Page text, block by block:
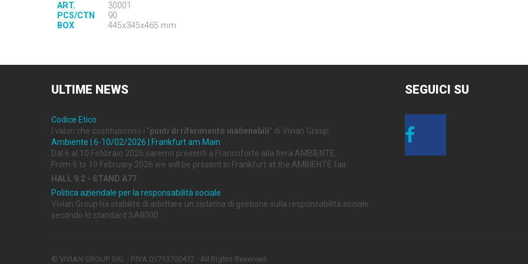
ART.
30001
PCS/CTN
90
BOX
445x345x465 mm
ULTIME NEWS
Codice Etico
I valori che costituiscono i "punti di riferimento inalienabili" di Vivian Group.
Ambiente | 6-10/02/2026 | Frankfurt am Main
Dal 6 al 10 Febbraio 2026 saremo presenti a Francoforte alla fiera AMBIENTE.
From 6 to 10 February 2026 we will be present in Frankfurt at the AMBIENTE fair.
HALL 9.2 - STAND A77
Politica aziendale per la responsabilità sociale
Vivian Group ha stabilito di adottare un sistema di gestione sulla responsabilità sociale
secondo lo standard SA8000.
SEGUICI SU
© VIVIAN GROUP SRL - P.IVA 01713700472 - All Rights Reserved.